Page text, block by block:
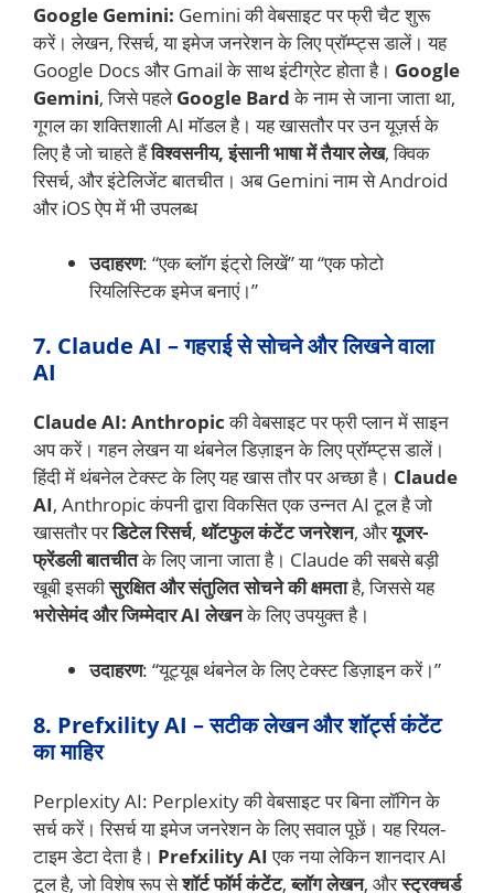
Google Gemini: Gemini की वेबसाइट पर फ्री चैट शुरू
करें। लेखन, रिसर्च, या इमेज जनरेशन के लिए प्रॉम्प्ट्स डालें। यह
Google Docs और Gmail के साथ इंटीग्रेट होता है। Google
Gemini, जिसे पहलेGoogle Bardके नाम से जाना जाता था,
गूगल का शक्तिशाली AI मॉडल है। यह खासतौर पर उन यूज़र्स के
लिए है जो चाहते हैंविश्वसनीय, इंसानी भाषा में तैयार लेख, क्विक
रिसर्च, और इंटेलिजेंट बातचीत। अब Gemini नाम से Android
और iOS ऐप में भी उपलब्ध
उदाहरण: “एक ब्लॉग इंट्रो लिखें” या “एक फोटो
रियलिस्टिक इमेज बनाएं।”
7. Claude AI – गहराई से सोचने और लिखने वाला
AI
Claude AI: Anthropicकी वेबसाइट पर फ्री प्लान में साइन
अप करें। गहन लेखन या थंबनेल डिज़ाइन के लिए प्रॉम्प्ट्स डालें।
हिंदी में थंबनेल टेक्स्ट के लिए यह खास तौर पर अच्छा है। Claude
AI, Anthropic कंपनी द्वारा विकसित एक उन्नत AI टूल है जो
खासतौर परडिटेल रिसर्च, थॉटफुल कंटेंट जनरेशन, औरयूजर-
फ्रेंडली बातचीतके लिए जाना जाता है। Claude की सबसे बड़ी
खूबी इसकीसुरक्षित और संतुलित सोचने की क्षमताहै, जिससे यह
भरोसेमंद और जिम्मेदार AI लेखनके लिए उपयुक्त है।
उदाहरण: “यूट्यूब थंबनेल के लिए टेक्स्ट डिज़ाइन करें।”
8. Prefxility AI – सटीक लेखन और शॉर्ट्स कंटेंट
का माहिर
Perplexity AI: Perplexity की वेबसाइट पर बिना लॉगिन के
सर्च करें। रिसर्च या इमेज जनरेशन के लिए सवाल पूछें। यह रियल-
टाइम डेटा देता है। Prefxility AI एक नया लेकिन शानदार AI
टूल है, जो विशेष रूप सेशॉर्ट फॉर्म कंटेंट,ब्लॉग लेखन, औरस्ट्रक्चर्ड